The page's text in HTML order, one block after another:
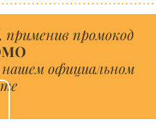
применив промокод
официальном